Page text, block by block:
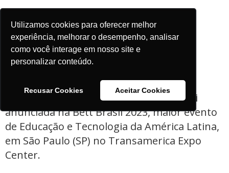
Utilizamos cookies para oferecer melhor
experiência, melhorar o desempenho, analisar
como você interage em nosso site e
personalizar conteúdo.
Recusar Cookies Aceitar Cookies
Confira os 7 projetos educacionais
vencedores do Prêmio Educador
A classificação final de cada categoria foi
anunciada na Bett Brasil 2023, maior evento
de Educação e Tecnologia da América Latina,
em São Paulo (SP) no Transamerica Expo
Center.